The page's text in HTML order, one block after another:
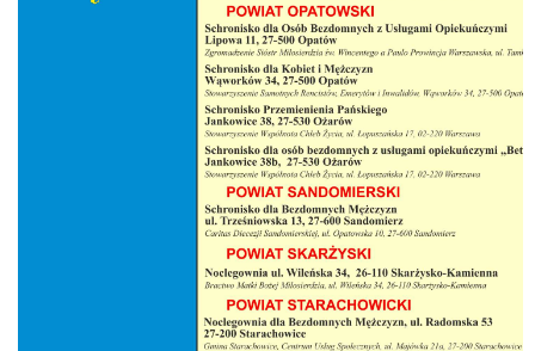
Deklaracja dostępności
Kontakt